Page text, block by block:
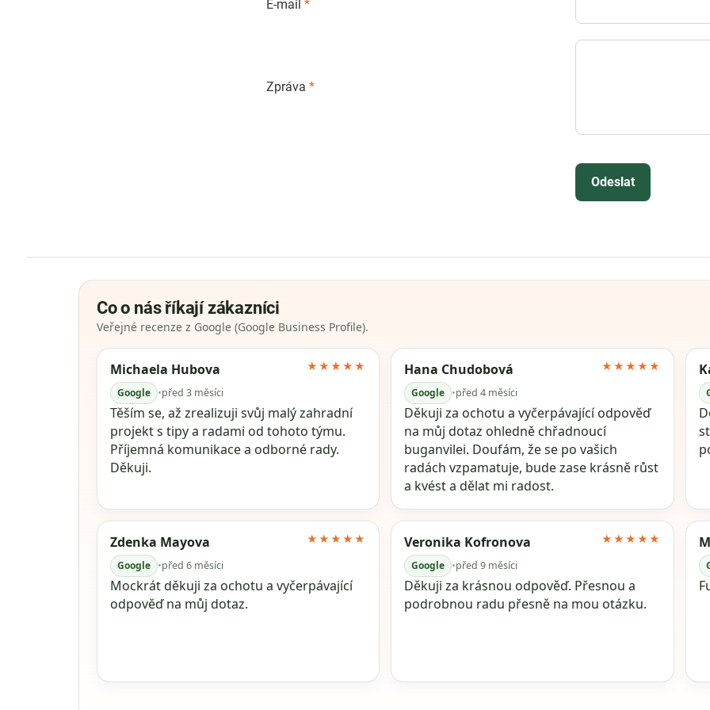
E-mail*
Zpráva*
Odeslat
Co o nás říkají zákazníci
Veřejné recenze z Google (Google Business Profile).
Michaela Hubova
Google •před 3 měsíci
★★★★★
Těším se, až zrealizuji svůj malý zahradní
projekt s tipy a radami od tohoto týmu.
Příjemná komunikace a odborné rady.
Děkuji.
Hana Chudobová
Google •před 4 měsíci
★★★★★
Děkuji za ochotu a vyčerpávající odpověď
na můj dotaz ohledně chřadnoucí
buganvilei. Doufám, že se po vašich
radách vzpamatuje, bude zase krásně růst
a kvést a dělat mi radost.
Zdenka Mayova
Google •před 6 měsíci
★★★★★
Mockrát děkuji za ochotu a vyčerpávající
odpověď na můj dotaz.
Veronika Kofronova
Google •před 9 měsíci
★★★★★
Děkuji za krásnou odpověď. Přesnou a
podrobnou radu přesně na mou otázku.